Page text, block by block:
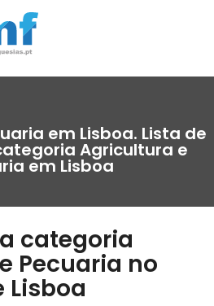
em Lisboa. Lista de
Agricultura e
em Lisboa
categoria
Pecuaria no
Lisboa